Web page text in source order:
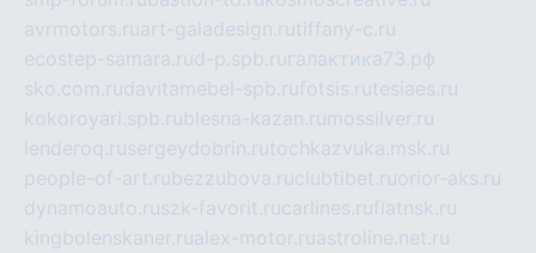
avrmotors.ruart-galadesign.rutiffany-c.ru
ecostep-samara.rud-p.spb.ru галактика73.рф
sko.com.rudavitamebel-spb.rufotsis.rutesiaes.ru
kokoroyari.spb.rublesna-kazan.ru mossilver.ru
lenderoq.rusergeydobrin.rutochkazvuka.msk.ru
people-of-art.rubezzubova.ruclubtibet.ruorior-aks.ru
dynamoauto.ruszk-favorit.rucarlines.ruflatnsk.ru
kingbolenskaner.rualex-motor.ruastroline.net.ru